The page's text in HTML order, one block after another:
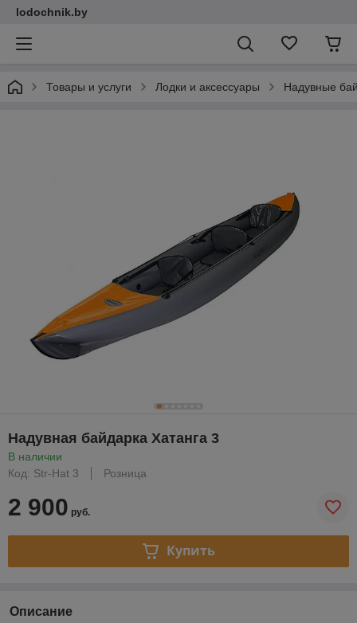
lodochnik.by
Товары и услуги Лодки и аксессуары Надувные
Надувная байдарка Хатанга 3
В наличии
Код: Str-Hat 3
Розница
2 900 руб.
Купить
Описание